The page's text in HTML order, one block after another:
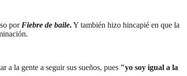
por Fiebre de baile.Y también hizo hincapié en que la
a la gente a seguir sus sueños, pues "yo soy igual a la